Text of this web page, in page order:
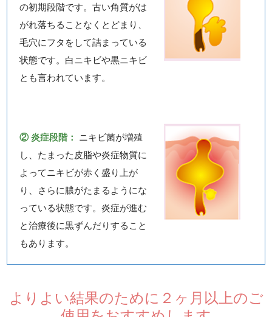
の初期段階です。古い角質がは
がれ落ちることなくとどまり、
毛穴にフタをして詰まっている
状態です。白ニキビや黒ニキビ
とも言われています。
② 炎症段階：
ニキビ菌が増殖
し、たまった皮脂や炎症物質に
よってニキビが赤く盛り上が
り、さらに膿がたまるようにな
っている状態です。炎症が進む
と治療後に黒ずんだりすること
もあります。
よりよい結果のために２ヶ月以上のご